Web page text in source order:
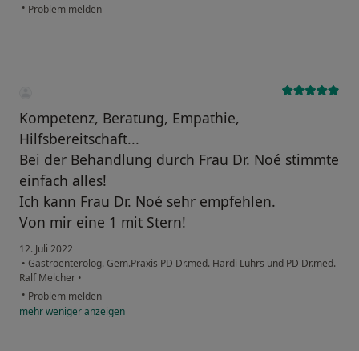
• Problem melden
Kompetenz, Beratung, Empathie,
Hilfsbereitschaft...
Bei der Behandlung durch Frau Dr. Noé stimmte
einfach alles!
Ich kann Frau Dr. Noé sehr empfehlen.
Von mir eine 1 mit Stern!
12. Juli 2022
• Gastroenterolog. Gem.Praxis PD Dr.med. Hardi Lührs und PD Dr.med.
Ralf Melcher •
• Problem melden
mehrwenigeranzeigen